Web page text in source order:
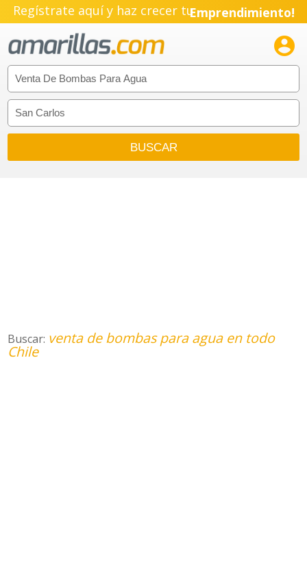
Regístrate aquí y haz crecer tuEmprendimiento!

Buscar: venta de bombas para agua en todo
Chile